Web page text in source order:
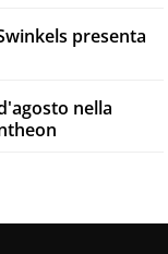
presenta
nella